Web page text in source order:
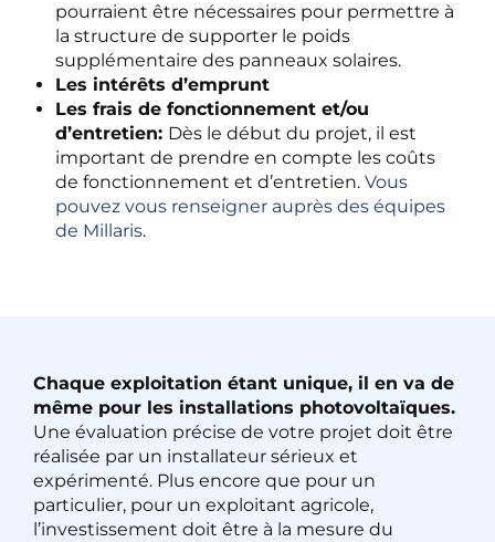
pourraient être nécessaires pour permettre à
la structure de supporter le poids
supplémentaire des panneaux solaires.
Les intérêts d’emprunt
Les frais de fonctionnement et/ou
d’entretien: Dès le début du projet, il est
important de prendre en compte les coûts
de fonctionnement et d’entretien. Vous
pouvez vous renseigner auprès des équipes
de Millaris.
Chaque exploitation étant unique, il en va de
même pour les installations photovoltaïques.
Une évaluation précise de votre projet doit être
réalisée par un installateur sérieux et
expérimenté. Plus encore que pour un
particulier, pour un exploitant agricole,
l’investissement doit être à la mesure du